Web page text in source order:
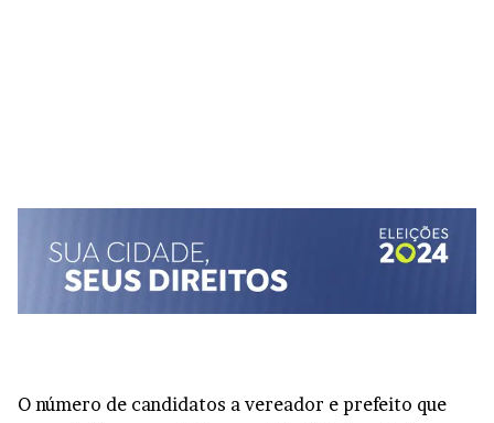
O número de candidatos a vereador e prefeito que